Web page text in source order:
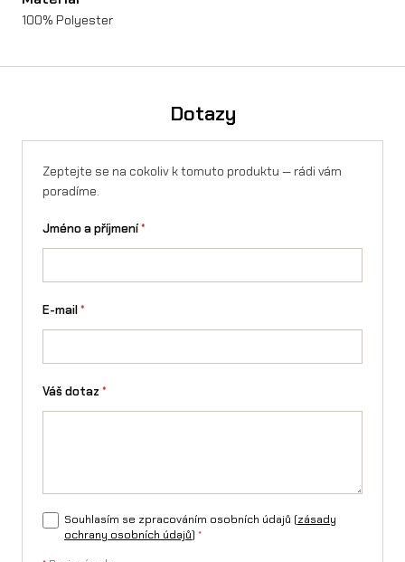
100% Polyester
Dotazy
Zeptejte se na cokoliv k tomuto produktu — rádi vám
poradíme.
Jméno a příjmení*
E-mail*
Váš dotaz *
Souhlasím se zpracováním osobních údajů (zásady
ochrany osobních údajů) *